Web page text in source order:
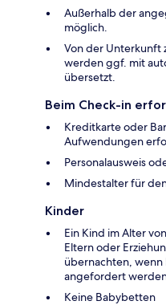
Außerhalb der
möglich.
Von der Unterkunft
werden ggf. mit
übersetzt.
Beim Check-in
Kreditkarte oder
Aufwendungen
Personalausweis
Mindestalter für
Kinder
Ein Kind im Alter
Eltern oder
übernachten, wenn
angefordert
Keine Babybetten